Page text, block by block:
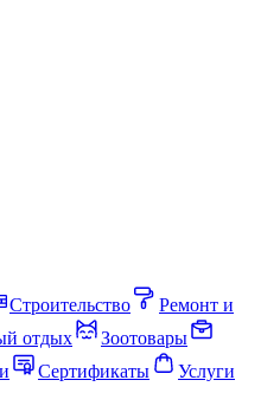
Строительство
Ремонт и
отдых
Зоотовары
Сертификаты
Услуги